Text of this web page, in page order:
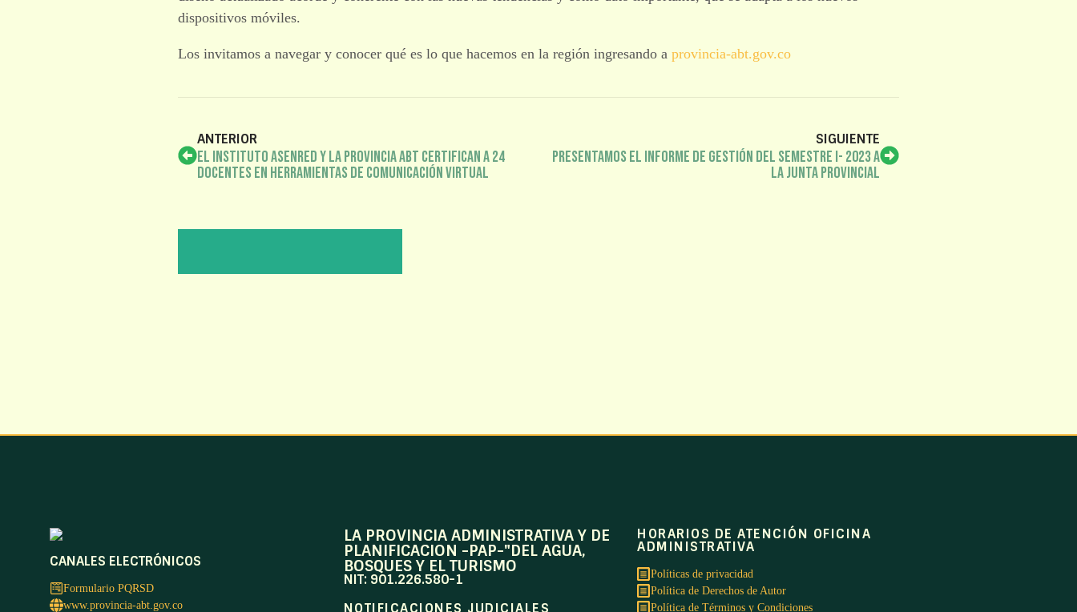
dispositivos móviles.
Los invitamos a navegar y conocer qué es lo que hacemos en la región ingresando a provincia-abt.gov.co
ANTERIOR
El Instituto ASENRED y la Provincia ABT certifican a 24
docentes en Herramientas de Comunicación Virtual
SIGUIENTE
Presentamos el informe de gestión del semestre I- 2023 a
la Junta Provincial
CANALES ELECTRÓNICOS
Formulario PQRSD
www.provincia-abt.gov.co
LA PROVINCIA ADMINISTRATIVA Y DE
PLANIFICACION -PAP-"DEL AGUA,
BOSQUES Y EL TURISMO
NIT: 901.226.580-1
NOTIFICACIONES JUDICIALES
HORARIOS DE ATENCIÓN OFICINA
ADMINISTRATIVA
Políticas de privacidad
Política de Derechos de Autor
Política de Términos y Condiciones